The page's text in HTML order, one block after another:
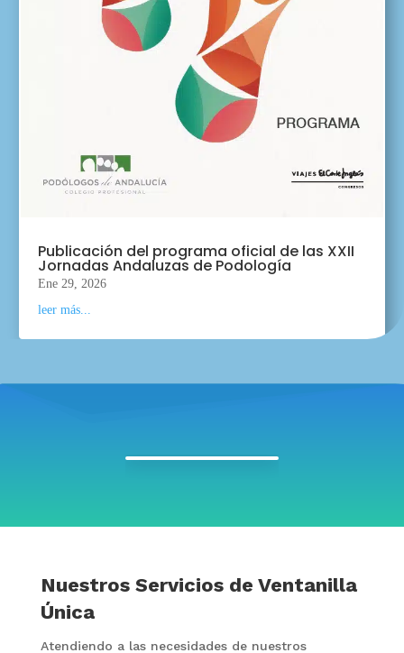
Publicación del programa oficial de las XXII
Jornadas Andaluzas de Podología
Ene 29, 2026
leer más...
Nuestros Servicios de Ventanilla
Única
Atendiendo a las necesidades de nuestros